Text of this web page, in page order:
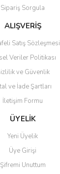
daha pahalı.
olmalı.
Gönder
Sipariş Sorgula
ALIŞVERİŞ
Satış Sözleşmesi
Veriler Politikası
ve Güvenlik
ve İade Şartları
İletişim Formu
ÜYELİK
Yeni Üyelik
Üye Girişi
Şifremi Unuttum